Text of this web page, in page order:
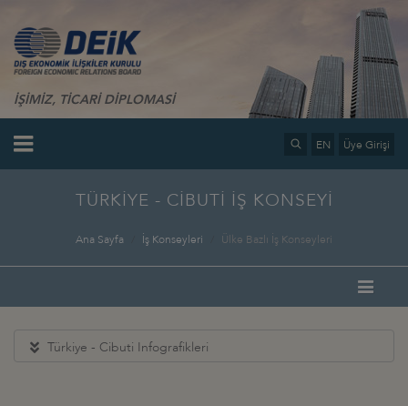
İŞİMİZ, TİCARİ DİPLOMASİ
EN Üye Girişi
TÜRKİYE - CİBUTİ İŞ KONSEYİ
Ana Sayfa İş Konseyleri Ülke Bazlı İş Konseyleri
Türkiye - Cibuti Infografikleri